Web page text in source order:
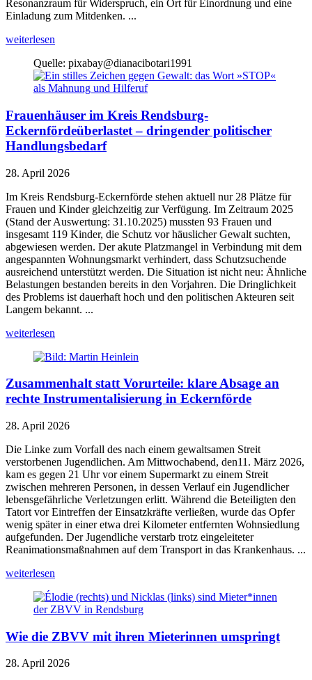
Resonanzraum für Widerspruch, ein Ort für Einordnung und eine
Einladung zum Mitdenken. ...
weiterlesen
Quelle: pixabay@dianacibotari1991
Frauenhäuser im Kreis Rendsburg-
Eckernfördeüberlastet – dringender politischer
Handlungsbedarf
28. April 2026
Im Kreis Rendsburg-Eckernförde stehen aktuell nur 28 Plätze für
Frauen und Kinder gleichzeitig zur Verfügung. Im Zeitraum 2025
(Stand der Auswertung: 31.10.2025) mussten 93 Frauen und
insgesamt 119 Kinder, die Schutz vor häuslicher Gewalt suchten,
abgewiesen werden. Der akute Platzmangel in Verbindung mit dem
angespannten Wohnungsmarkt verhindert, dass Schutzsuchende
ausreichend unterstützt werden. Die Situation ist nicht neu: Ähnliche
Belastungen bestanden bereits in den Vorjahren. Die Dringlichkeit
des Problems ist dauerhaft hoch und den politischen Akteuren seit
Langem bekannt. ...
weiterlesen
Zusammenhalt statt Vorurteile: klare Absage an
rechte Instrumentalisierung in Eckernförde
28. April 2026
Die Linke zum Vorfall des nach einem gewaltsamen Streit
verstorbenen Jugendlichen. Am Mittwochabend, den11. März 2026,
kam es gegen 21 Uhr vor einem Supermarkt zu einem Streit
zwischen mehreren Personen, in dessen Verlauf ein Jugendlicher
lebensgefährliche Verletzungen erlitt. Während die Beteiligten den
Tatort vor Eintreffen der Einsatzkräfte verließen, wurde das Opfer
wenig später in einer etwa drei Kilometer entfernten Wohnsiedlung
aufgefunden. Der Jugendliche verstarb trotz eingeleiteter
Reanimationsmaßnahmen auf dem Transport in das Krankenhaus. ...
weiterlesen
Wie die ZBVV mit ihren Mieterinnen umspringt
28. April 2026